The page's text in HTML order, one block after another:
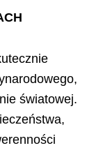
światowej.